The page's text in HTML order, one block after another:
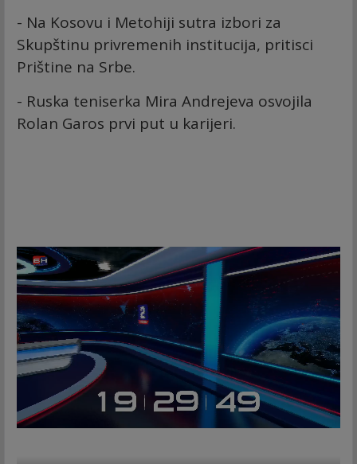
- Na Kosovu i Metohiji sutra izbori za
Skupštinu privremenih institucija, pritisci
Prištine na Srbe.
- Ruska teniserka Mira Andrejeva osvojila
Rolan Garos prvi put u karijeri.